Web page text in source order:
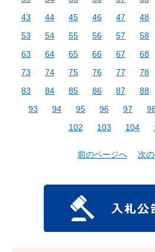
43
44 45 46 47 48
53
54 55 56 57 58
63
64 65 66 67 68
73
74 75 76 77 78
83
84 85 86 87 88
93
94 95 96 97
102
103 104
前のページへ 次